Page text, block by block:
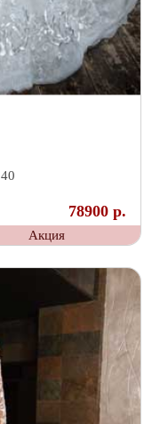
40
78900 р.
Акция